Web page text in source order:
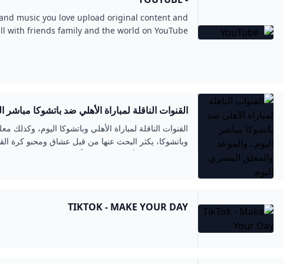
music you love upload original content and
with friends family and the world on YouTube.
القنوات الناقلة لمباراة الأهلي ضد باتشوكا مباشر
والمعلق المصري اليوم
القنوات الناقلة لمباراة الأهلي وباتشوكا اليوم، وكذلك
وباتشوكا، يكثر البحث عنها من قبل عشاق ومحبو كرة
جماهير المارد الأحمر وذلك من أجل متابعة ومشاهدة
TIKTOK - MAKE YOUR DAY